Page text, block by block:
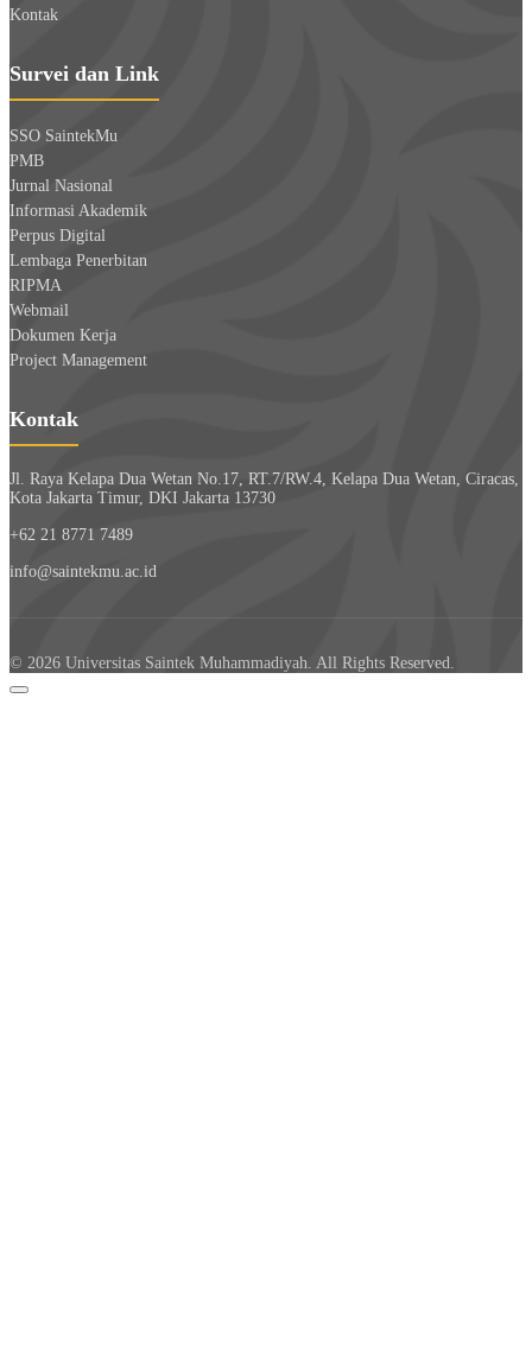
Kontak
Survei dan Link
SSO SaintekMu
PMB
Jurnal Nasional
Informasi Akademik
Perpus Digital
Lembaga Penerbitan
RIPMA
Webmail
Dokumen Kerja
Project Management
Kontak
Jl. Raya Kelapa Dua Wetan No.17, RT.7/RW.4, Kelapa Dua Wetan, Ciracas,
Kota Jakarta Timur, DKI Jakarta 13730
+62 21 8771 7489
info@saintekmu.ac.id
© 2026 Universitas Saintek Muhammadiyah. All Rights Reserved.